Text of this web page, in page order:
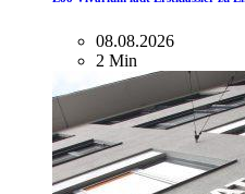
08.08.2026
2 Min